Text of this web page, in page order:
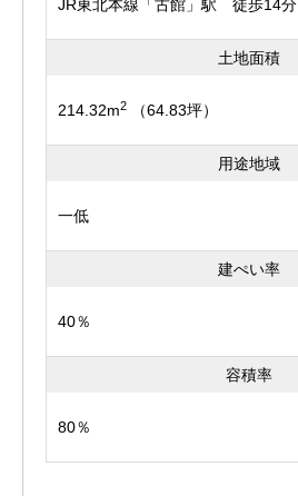
JR東北本線「古館」駅 徒歩14分
土地面積
214.32m2 （64.83坪）
用途地域
一低
建ぺい率
40％
容積率
80％